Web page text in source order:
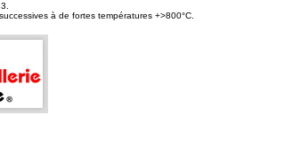
à de fortes températures +>800°C.